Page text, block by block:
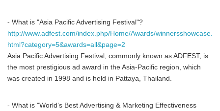
- What is "Asia Pacific Advertising Festival"?
http://www.adfest.com/index.php/Home/Awards/winnersshowcase.
html?category=5&awards=all&page=2
Asia Pacific Advertising Festival, commonly known as ADFEST, is
the most prestigious ad award in the Asia-Pacific region, which
was created in 1998 and is held in Pattaya, Thailand.
- What is "World’s Best Advertising & Marketing Effectiveness